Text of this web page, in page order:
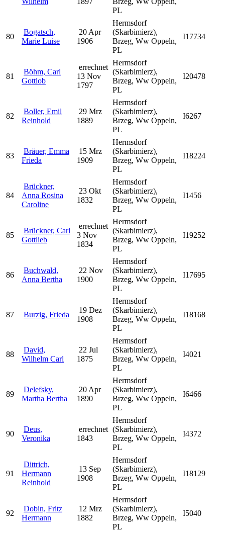
PL
80
Bogatsch,
Marie Luise
20 Apr
1906
Hermsdorf
(Skarbimierz),
Brzeg, Ww Oppeln,
PL
I17734
81
Böhm, Carl
Gottlob
errechnet
13 Nov
1797
Hermsdorf
(Skarbimierz),
Brzeg, Ww Oppeln,
PL
I20478
82
Boller, Emil
Reinhold
29 Mrz
1889
Hermsdorf
(Skarbimierz),
Brzeg, Ww Oppeln,
PL
I6267
83
Bräuer, Emma
Frieda
15 Mrz
1909
Hermsdorf
(Skarbimierz),
Brzeg, Ww Oppeln,
PL
I18224
84
Brückner,
Anna Rosina
Caroline
23 Okt
1832
Hermsdorf
(Skarbimierz),
Brzeg, Ww Oppeln,
PL
I1456
85
Brückner, Carl
Gottlieb
errechnet
3 Nov
1834
Hermsdorf
(Skarbimierz),
Brzeg, Ww Oppeln,
PL
I19252
86
Buchwald,
Anna Bertha
22 Nov
1900
Hermsdorf
(Skarbimierz),
Brzeg, Ww Oppeln,
PL
I17695
87 Burzig, Frieda
19 Dez
1908
Hermsdorf
(Skarbimierz),
Brzeg, Ww Oppeln,
PL
I18168
88
David,
Wilhelm Carl
22 Jul
1875
Hermsdorf
(Skarbimierz),
Brzeg, Ww Oppeln,
PL
I4021
89
Delefsky,
Martha Bertha
20 Apr
1890
Hermsdorf
(Skarbimierz),
Brzeg, Ww Oppeln,
PL
I6466
90
Deus,
Veronika
errechnet
1843
Hermsdorf
(Skarbimierz),
Brzeg, Ww Oppeln,
PL
I4372
91
Dittrich,
Hermann
Reinhold
13 Sep
1908
Hermsdorf
(Skarbimierz),
Brzeg, Ww Oppeln,
PL
I18129
92
Dobin, Fritz
Hermann
12 Mrz
1882
Hermsdorf
(Skarbimierz),
Brzeg, Ww Oppeln,
PL
I5040